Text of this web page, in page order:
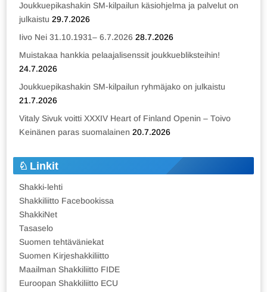
Joukkuepikashakin SM-kilpailun käsiohjelma ja palvelut on
julkaistu 29.7.2026
Iivo Nei 31.10.1931– 6.7.2026 28.7.2026
Muistakaa hankkia pelaajalisenssit joukkuebliksteihin!
24.7.2026
Joukkuepikashakin SM-kilpailun ryhmäjako on julkaistu
21.7.2026
Vitaly Sivuk voitti XXXIV Heart of Finland Openin – Toivo
Keinänen paras suomalainen 20.7.2026
Linkit
Shakki-lehti
Shakkiliitto Facebookissa
ShakkiNet
Tasaselo
Suomen tehtäväniekat
Suomen Kirjeshakkiliitto
Maailman Shakkiliitto FIDE
Euroopan Shakkiliitto ECU